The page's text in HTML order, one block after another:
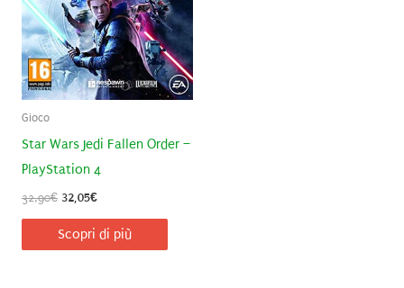
Gioco
Star Wars Jedi Fallen Order –
PlayStation 4
32,90€ Il
originale
32,05€Il
attuale
Scopri di più